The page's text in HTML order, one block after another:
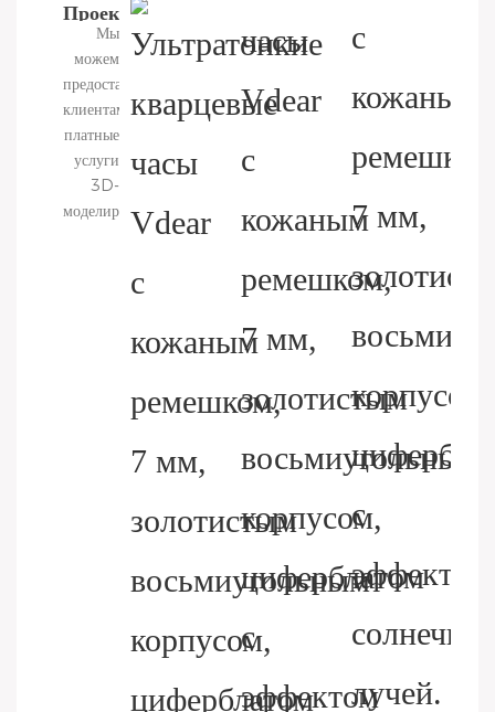
Проектирование
диаграммы
Мы
можем
предоставить
клиентам
платные
услуги
3D-
моделирования.